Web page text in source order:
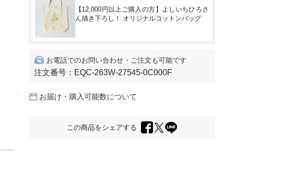
【12,000円以上ご購入の方】よしいちひろさ
ん描き下ろし！ オリジナルコットンバッグ
お電話でのお問い合わせ・ご注文も可能です
注文番号： EQC-263W-27545-0C000F
お届け・購入可能数について
この商品をシェアする